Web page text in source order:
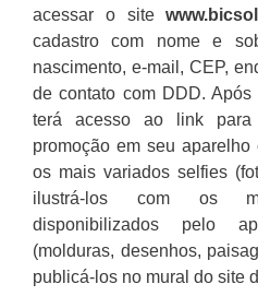
acessar o site
cadastro com nome e
nascimento, e-mail, CEP,
de contato com DDD.
terá acesso ao link
promoção em seu
os mais variados selfies
ilustrá-los com os
disponibilizados pelo
(molduras, desenhos,
publicá-los no mural do site